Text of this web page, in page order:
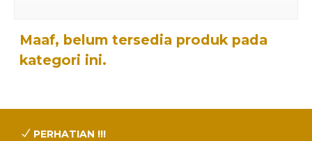
Maaf, belum tersedia produk pada
kategori ini.
PERHATIAN !!!